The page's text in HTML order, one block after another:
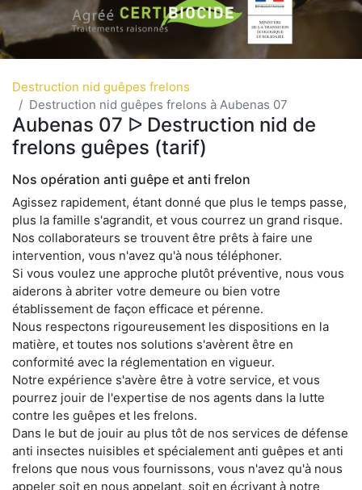
Destruction nid guêpes frelons
Destruction nid guêpes frelons à Aubenas 07
Aubenas 07 ᐅ Destruction nid de
frelons guêpes (tarif)
Nos opération anti guêpe et anti frelon
Agissez rapidement, étant donné que plus le temps passe,
plus la famille s'agrandit, et vous courrez un grand risque.
Nos collaborateurs se trouvent être prêts à faire une
intervention, vous n'avez qu'à nous téléphoner.
Si vous voulez une approche plutôt préventive, nous vous
aiderons à abriter votre demeure ou bien votre
établissement de façon efficace et pérenne.
Nous respectons rigoureusement les dispositions en la
matière, et toutes nos solutions s'avèrent être en
conformité avec la réglementation en vigueur.
Notre expérience s'avère être à votre service, et vous
pourrez jouir de l'expertise de nos agents dans la lutte
contre les guêpes et les frelons.
Dans le but de jouir au plus tôt de nos services de défense
anti insectes nuisibles et spécialement anti guêpes et anti
frelons que nous vous fournissons, vous n'avez qu'à nous
appeler soit en nous appelant, soit en écrivant à notre